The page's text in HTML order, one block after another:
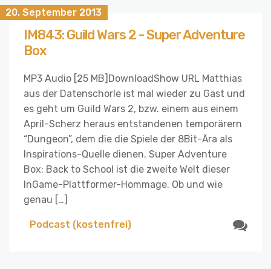
20. September 2013
IM843: Guild Wars 2 - Super Adventure
Box
MP3 Audio [25 MB]DownloadShow URL Matthias
aus der Datenschorle ist mal wieder zu Gast und
es geht um Guild Wars 2, bzw. einem aus einem
April-Scherz heraus entstandenen temporärern
“Dungeon”, dem die die Spiele der 8Bit-Ära als
Inspirations-Quelle dienen. Super Adventure
Box: Back to School ist die zweite Welt dieser
InGame-Plattformer-Hommage. Ob und wie
genau […]
Podcast (kostenfrei)